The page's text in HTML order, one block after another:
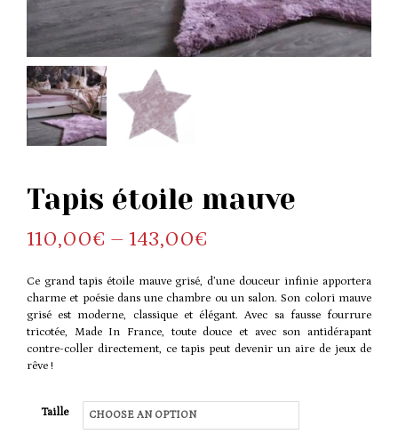
Tapis étoile mauve
110,00€ – 143,00€
range:
110,00€
through
Ce grand tapis étoile mauve grisé, d’une douceur infinie apportera
charme et poésie dans une chambre ou un salon. Son colori mauve
grisé est moderne, classique et élégant. Avec sa fausse fourrure
tricotée, Made In France, toute douce et avec son antidérapant
contre-coller directement, ce tapis peut devenir un aire de jeux de
rêve !
Taille